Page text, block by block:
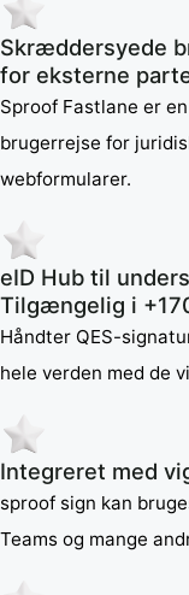
Skræddersyede
for eksterne
Sproof Fastlane er
brugerrejse for
webformularer.
eID Hub til
Tilgængelig i
Håndter QES-
hele verden med de
Integreret med
sproof sign kan
Teams og mange